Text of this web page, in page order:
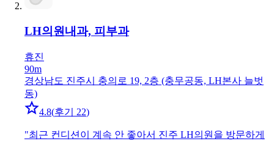
LH의원 내과, 피부과
휴진
90m
경상남도 진주시 충의로 19, 2층 (충무공동, LH본사 늘벗
동)
4.8(후기 22)
"최근 컨디션이 계속 안 좋아서 진주 LH의원을 방문하게